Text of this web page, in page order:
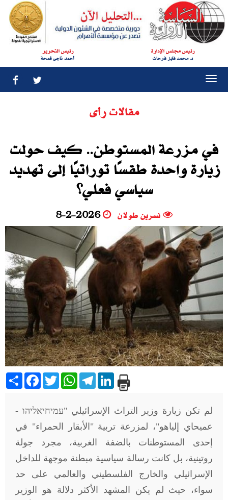
رئيس مجلس الإدارة
د. محمد فايز فرحات
رئيس التحرير
أحمد ناجى قمحة
مقالات رأى
في مزرعة المستوطن.. كيف حولت
زيارة واحدة طقسًا توراتيًا إلى تهديد
سياسي فعلي؟
نسرين طولان 8-2-2026
Share Facebook
TwitterWhatsAppTelegramLinkedIn
لم تكن زيارة وزير التراث الإسرائيلي "עמיחיאליהו -
عميحاي إلياهو"، لمزرعة تربية "الأبقار الحمراء" في
إحدى المستوطنات بالضفة الغربية، مجرد جولة
روتينية، بل كانت رسالة سياسية مبطنة موجهة للداخل
الإسرائيلي والخارج الفلسطيني والعالمي على حد
سواء، حيث لم يكن المشهد الأكثر دلالة هو الوزير